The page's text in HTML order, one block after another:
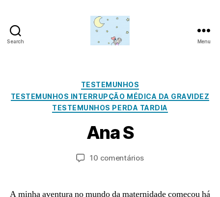
Search
da
lua
Menu
Categorias
TESTEMUNHOS
TESTEMUNHOS INTERRUPÇÃO MÉDICA DA GRAVIDEZ
TESTEMUNHOS PERDA TARDIA
Ana S
Autor
do
o
r
a
d
Data
do
D
e
z
e
m
b
o
10 comentáriosem
A minha aventura no mundo da maternidade começou há